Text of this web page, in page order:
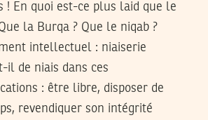
! En quoi est-ce plus laid que le
la Burqa ? Que le niqab ?
intellectuel : niaiserie
il de niais dans ces
: être libre, disposer de
revendiquer son intégrité